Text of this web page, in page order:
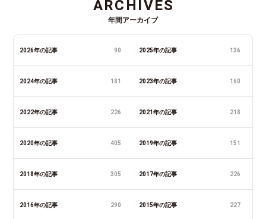
ARCHIVES
年間アーカイブ
2026年の記事 90 2025年の記事 136
2024年の記事 181 2023年の記事 160
2022年の記事 226 2021年の記事 218
2020年の記事 405 2019年の記事 151
2018年の記事 305 2017年の記事 226
2016年の記事 290 2015年の記事 227